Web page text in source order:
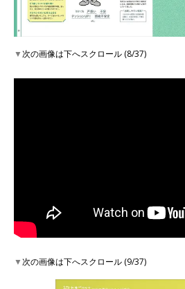
▼次の画像は下へスクロール (8/37)
▼次の画像は下へスクロール (9/37)